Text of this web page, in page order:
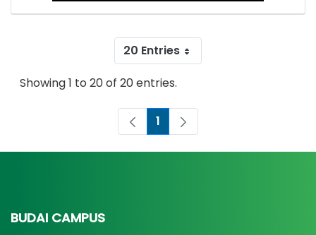
20 Entries
Showing 1 to 20 of 20 entries.
Page
1
BUDAI CAMPUS